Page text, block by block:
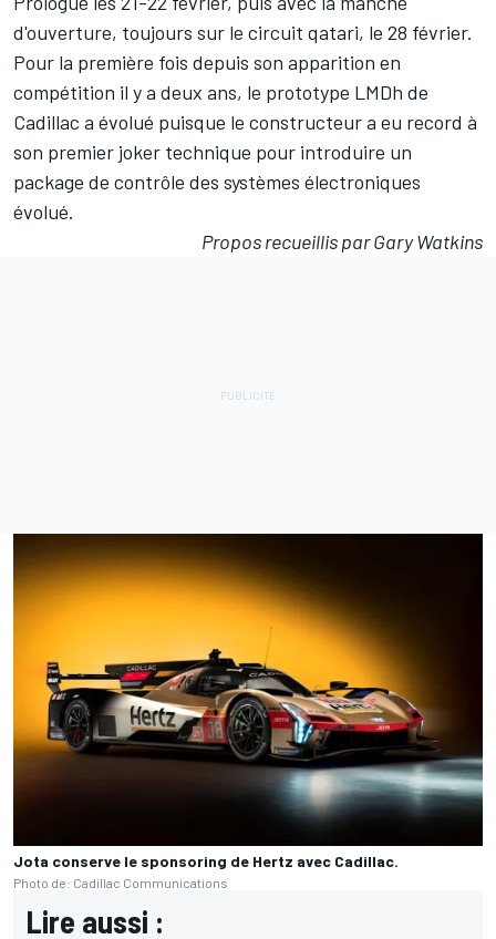
d'ouverture, toujours sur le circuit qatari, le 28 février.
Pour la première fois depuis son apparition en
compétition il y a deux ans, le prototype LMDh de
Cadillac a évolué puisque le constructeur a eu record à
son premier joker technique pour introduire un
package de contrôle des systèmes électroniques
évolué.
Propos recueillis par Gary Watkins
Jota conserve le sponsoring de Hertz avec Cadillac.
Photo de: Cadillac Communications
Lire aussi :